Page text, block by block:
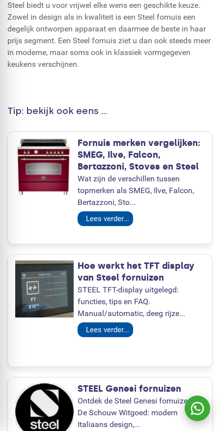
Steel biedt u voor vrijwel elke wens een geschikte keuze.
Zowel in design als in kwaliteit is een Steel fornuis een
degelijk ontworpen apparaat en daarmee de beste in haar
prijs segment. Een Steel fornuis ziet u dan ook steeds meer
in moderne, maar soms ook in klassiek vormgegeven
keukens verschijnen.
Tip: bekijk ook eens ...
Fornuis merken vergelijken:
SMEG, Ilve, Falcon,
Bertazzoni, Stoves en Steel
Wat zijn de verschillen tussen
topmerken als SMEG, Ilve, Falcon,
Bertazzoni, Sto...
Lees verder...
Hoe werkt het TFT display
van Steel fornuizen
STEEL TFT-display uitgelegd:
functies, tips en FAQ.
Manual/automatic, deeg rijze...
Lees verder...
STEEL Genesi fornuizen
Ontdek de Steel Genesi fornuizen bij
De Schouw Witgoed: modern
Italiaans design,...